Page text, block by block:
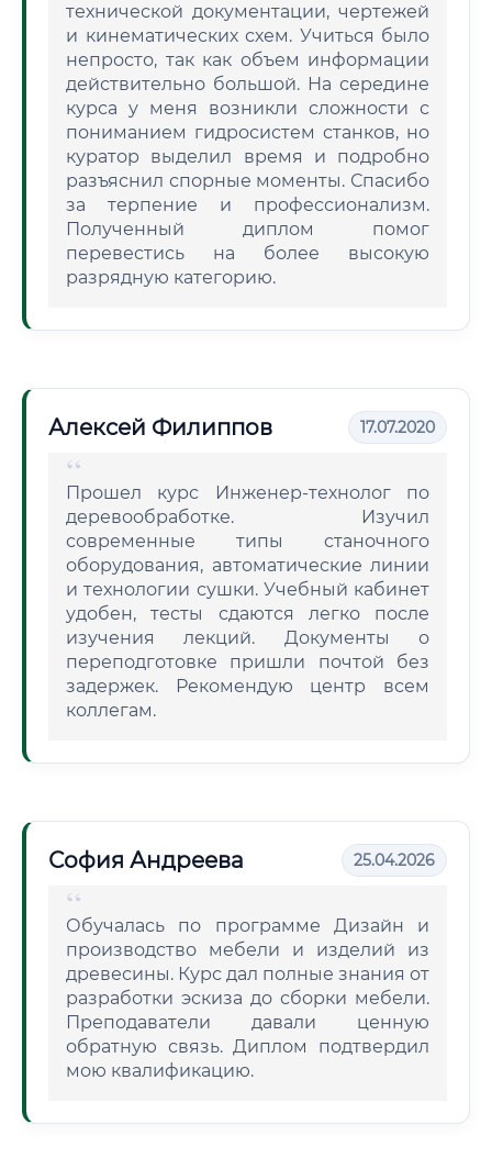
технической документации, чертежей
и кинематических схем. Учиться было
непросто, так как объем информации
действительно большой. На середине
курса у меня возникли сложности с
пониманием гидросистем станков, но
куратор выделил время и подробно
разъяснил спорные моменты. Спасибо
за терпение и профессионализм.
Полученный диплом помог
перевестись на более высокую
разрядную категорию.
Алексей Филиппов 17.07.2020
Прошел курс Инженер-технолог по
деревообработке. Изучил
современные типы станочного
оборудования, автоматические линии
и технологии сушки. Учебный кабинет
удобен, тесты сдаются легко после
изучения лекций. Документы о
переподготовке пришли почтой без
задержек. Рекомендую центр всем
коллегам.
София Андреева 25.04.2026
Обучалась по программе Дизайн и
производство мебели и изделий из
древесины. Курс дал полные знания от
разработки эскиза до сборки мебели.
Преподаватели давали ценную
обратную связь. Диплом подтвердил
мою квалификацию.